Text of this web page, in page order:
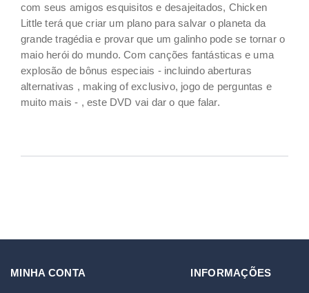
com seus amigos esquisitos e desajeitados, Chicken
Little terá que criar um plano para salvar o planeta da
grande tragédia e provar que um galinho pode se tornar o
maio herói do mundo. Com canções fantásticas e uma
explosão de bônus especiais - incluindo aberturas
alternativas , making of exclusivo, jogo de perguntas e
muito mais - , este DVD vai dar o que falar.
MINHA CONTA INFORMAÇÕES